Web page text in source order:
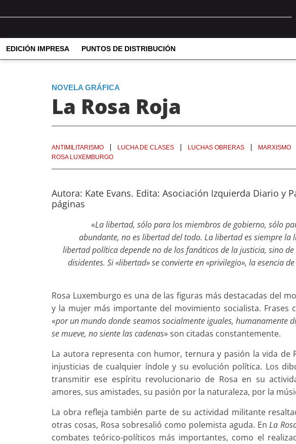
EDICIÓN IMPRESA PUNTOS DE DISTRIBUCIÓN
NOVELA GRÁFICA
La Rosa Roja
ANTIMILITARISMO
LUCHA DE CLASES LUCHAS OBRERAS MARXISMO
ROSA LUXEMBURGO
Autora: Kate Evans. Edita: Asociación Izquierda Diario y
páginas
«La libertad, sólo para los miembros de gobierno, sólo
abundante, no es libertad del todo. La libertad es siempre la
libertad política depende no de los fanáticos de la justicia, sino
disidentes. Si «libertad» se convierte en «privilegio», la esencia
Rosa Luxemburgo es una de las figuras más destacadas del
y la mujer más importante del movimiento socialista. Frases
«por un mundo donde seamos socialmente iguales, humanamente
se mueve, no siente las cadenas» son citadas constantemente.
La autora representa con humor, ternura y pasión la vida de
injusticias de cualquier índole y su evolución política. Los
transmitir ese espíritu revolucionario de Rosa en su
amores, sus amistades, su pasión por la naturaleza, por la
La obra refleja también parte de su actividad militante
otras cosas, Rosa sobresalió como polemista aguda. EnLa
combates teórico-políticos más importantes, como el